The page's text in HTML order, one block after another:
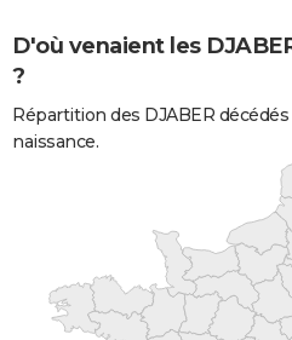
D'où venaient les
?
Répartition des DJABER
naissance.